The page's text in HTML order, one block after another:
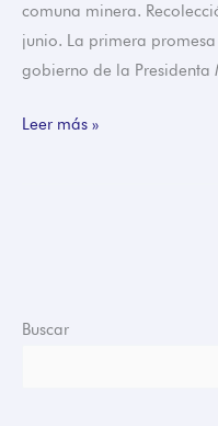
comuna minera.
junio. La primera
gobierno de la
Leer más »
Buscar